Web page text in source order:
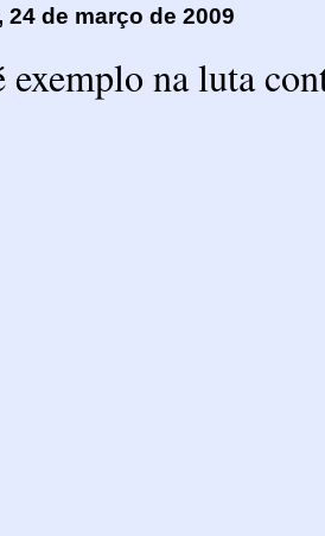
24 de março de 2009
na luta